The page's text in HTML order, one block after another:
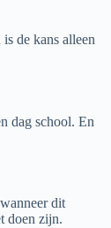
de kans alleen
dag school. En
dit
doen zijn.